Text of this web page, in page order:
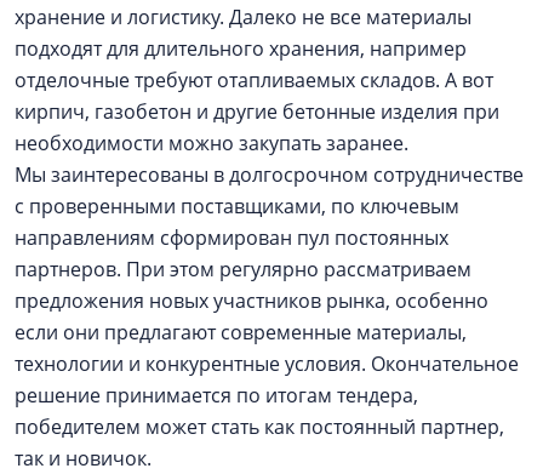
хранение и логистику. Далеко не все материалы
подходят для длительного хранения, например
отделочные требуют отапливаемых складов. А вот
кирпич, газобетон и другие бетонные изделия при
необходимости можно закупать заранее.
Мы заинтересованы в долгосрочном сотрудничестве
с проверенными поставщиками, по ключевым
направлениям сформирован пул постоянных
партнеров. При этом регулярно рассматриваем
предложения новых участников рынка, особенно
если они предлагают современные материалы,
технологии и конкурентные условия. Окончательное
решение принимается по итогам тендера,
победителем может стать как постоянный партнер,
так и новичок.